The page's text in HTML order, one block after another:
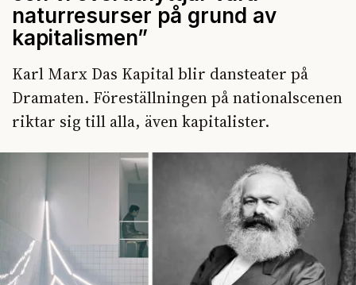
naturresurser på grund av
kapitalismen”
Karl Marx Das Kapital blir dansteater på
Dramaten. Föreställningen på nationalscenen
riktar sig till alla, även kapitalister.